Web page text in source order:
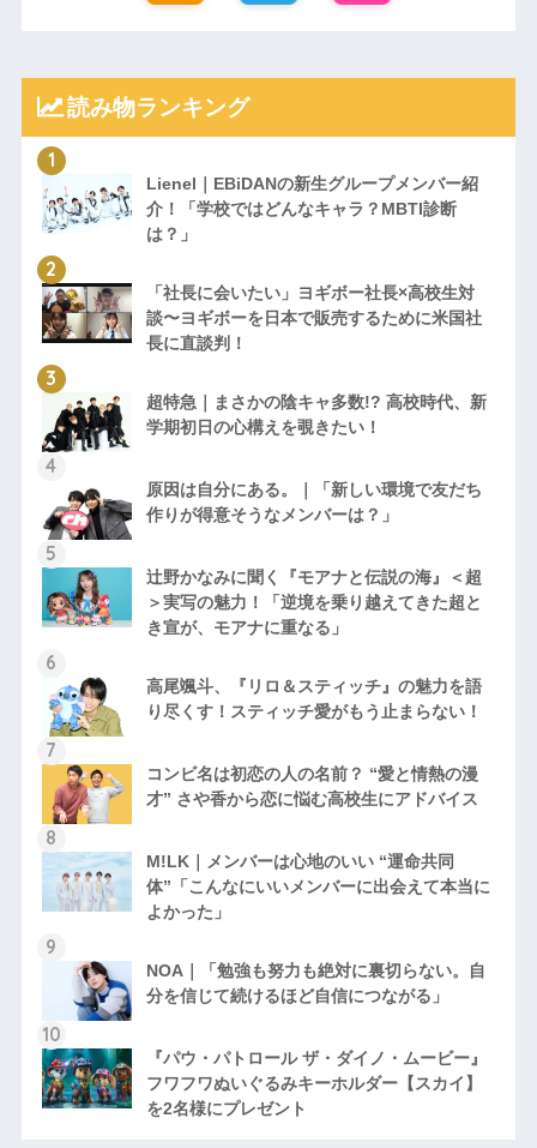
読み物ランキング
Lienel｜EBiDANの新生グループメンバー紹
介！「学校ではどんなキャラ？MBTI診断
は？」
「社長に会いたい」ヨギボー社長×高校生対
談〜ヨギボーを日本で販売するために米国社
長に直談判！
超特急｜まさかの陰キャ多数!? 高校時代、新
学期初日の心構えを覗きたい！
原因は自分にある。｜「新しい環境で友だち
作りが得意そうなメンバーは？」
辻野かなみに聞く『モアナと伝説の海』＜超
＞実写の魅力！「逆境を乗り越えてきた超と
き宣が、モアナに重なる」
高尾颯斗、『リロ＆スティッチ』の魅力を語
り尽くす！スティッチ愛がもう止まらない！
コンビ名は初恋の人の名前？ “愛と情熱の漫
才” さや香から恋に悩む高校生にアドバイス
M!LK｜メンバーは心地のいい “運命共同
体”「こんなにいいメンバーに出会えて本当に
よかった」
NOA｜「勉強も努力も絶対に裏切らない。自
分を信じて続けるほど自信につながる」
『パウ・パトロール ザ・ダイノ・ムービー』
フワフワぬいぐるみキーホルダー【スカイ】
を2名様にプレゼント